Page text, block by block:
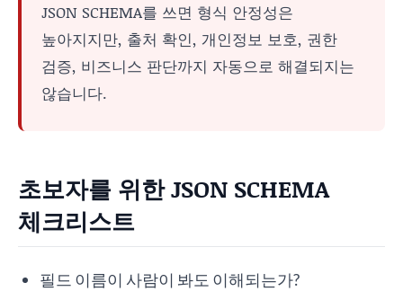
JSON SCHEMA를 쓰면 형식 안정성은
높아지지만, 출처 확인, 개인정보 보호, 권한
검증, 비즈니스 판단까지 자동으로 해결되지는
않습니다.
초보자를 위한 JSON SCHEMA
체크리스트
필드 이름이 사람이 봐도 이해되는가?